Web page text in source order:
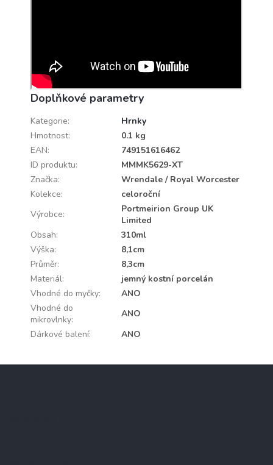
Doplňkové parametry
Kategorie:
Hrnky
Hmotnost:
0.1 kg
EAN:
749151616462
ID produktu:
MMMK5629-XT
Značka:
Wrendale / Royal Worcester
Kolekce:
celoroční
Výrobce:
Portmeirion Group UK
Limited
Obsah:
310ml
Výška:
8,1cm
Průměr:
8,3cm
Materiál:
jemný kostní porcelán
Vhodné do myčky:
ANO
Vhodné do
mikrovlnky:
ANO
Dárkové balení: ANO
Z